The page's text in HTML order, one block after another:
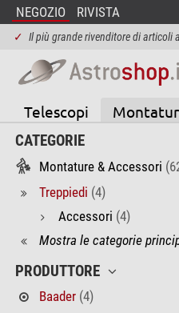
NEGOZIO RIVISTA
✓ Il più grande rivenditore di articoli
Telescopi
CATEGORIE
Montature & Accessori
Treppiedi (4)
Accessori (4)
Mostra le categorie
PRODUTTORE
Baader (4)